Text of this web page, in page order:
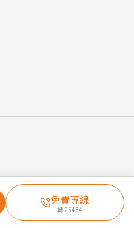
免費專線
轉25434